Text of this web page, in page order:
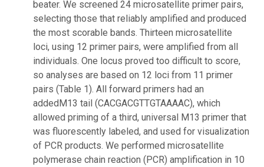
beater. We screened 24 microsatellite primer pairs,
selecting those that reliably amplified and produced
the most scorable bands. Thirteen microsatellite
loci, using 12 primer pairs, were amplified from all
individuals. One locus proved too difficult to score,
so analyses are based on 12 loci from 11 primer
pairs (Table 1). All forward primers had an
addedM13 tail (CACGACGTTGTAAAAC), which
allowed priming of a third, universal M13 primer that
was fluorescently labeled, and used for visualization
of PCR products. We performed microsatellite
polymerase chain reaction (PCR) amplification in 10